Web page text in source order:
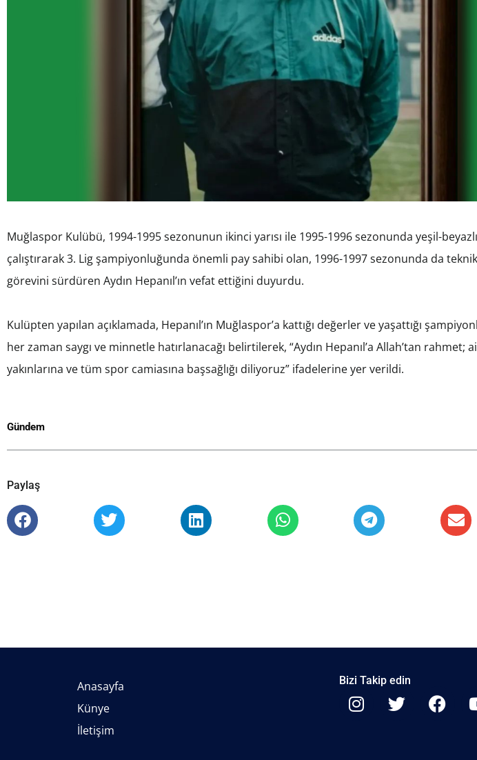
Muğlaspor Kulübü, 1994-1995 sezonunun ikinci yarısı ile 1995-1996 sezonunda yeşil-
çalıştırarak 3. Lig şampiyonluğunda önemli pay sahibi olan, 1996-1997 sezonunda da
görevini sürdüren Aydın Hepanıl’ın vefat ettiğini duyurdu.
Kulüpten yapılan açıklamada, Hepanıl’ın Muğlaspor’a kattığı değerler ve yaşattığı
her zaman saygı ve minnetle hatırlanacağı belirtilerek, “Aydın Hepanıl’a Allah’tan rahmet;
yakınlarına ve tüm spor camiasına başsağlığı diliyoruz” ifadelerine yer verildi.
Gündem
Paylaş
Anasayfa
Künye
İletişim
Bizi Takip edin